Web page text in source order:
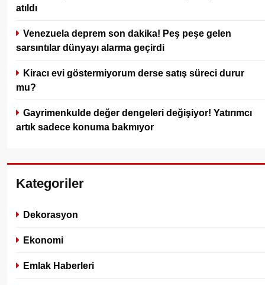
atıldı
Venezuela deprem son dakika! Peş peşe gelen
sarsıntılar dünyayı alarma geçirdi
Kiracı evi göstermiyorum derse satış süreci durur
mu?
Gayrimenkulde değer dengeleri değişiyor! Yatırımcı
artık sadece konuma bakmıyor
Kategoriler
Dekorasyon
Ekonomi
Emlak Haberleri